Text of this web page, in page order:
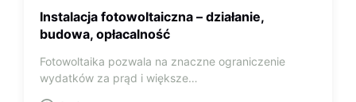
Instalacja fotowoltaiczna – działanie,
budowa, opłacalność
Fotowoltaika pozwala na znaczne ograniczenie
wydatków za prąd i większe…